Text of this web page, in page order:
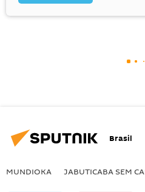
Brasil
MUNDIOKA JABUTICABA SEM